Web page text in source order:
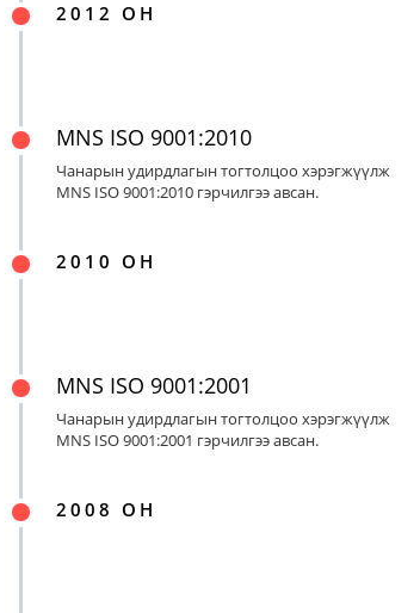
2012 ОН
MNS ISO 9001:2010
Чанарын удирдлагын тогтолцоо хэрэгжүүлж
MNS ISO 9001:2010 гэрчилгээ авсан.
2010 ОН
MNS ISO 9001:2001
Чанарын удирдлагын тогтолцоо хэрэгжүүлж
MNS ISO 9001:2001 гэрчилгээ авсан.
2008 ОН